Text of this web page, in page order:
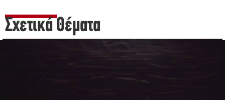
Σχετικά Θέματα